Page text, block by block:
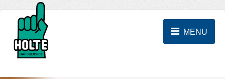
MENU